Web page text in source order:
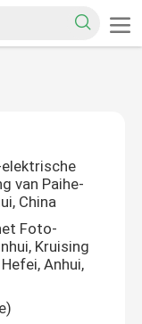
van Paihe-
China
Foto-
Kruising
Anhui,